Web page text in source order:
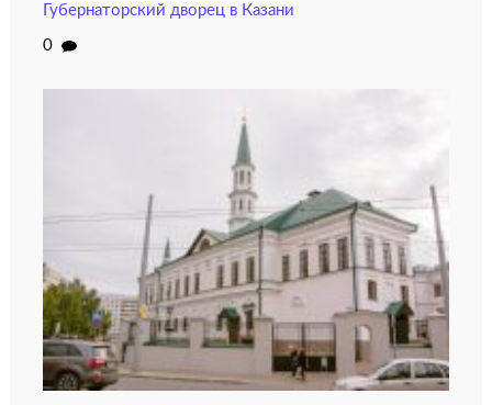
Губернаторский дворец в Казани
0